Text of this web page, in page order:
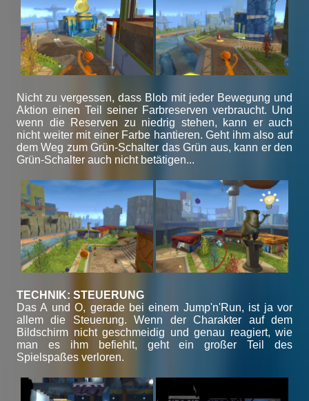
Nicht zu vergessen, dass Blob mit jeder Bewegung und
Aktion einen Teil seiner Farbreserven verbraucht. Und
wenn die Reserven zu niedrig stehen, kann er auch
nicht weiter mit einer Farbe hantieren. Geht ihm also auf
dem Weg zum Grün-Schalter das Grün aus, kann er den
Grün-Schalter auch nicht betätigen...
TECHNIK: STEUERUNG
Das A und O, gerade bei einem Jump'n'Run, ist ja vor
allem die Steuerung. Wenn der Charakter auf dem
Bildschirm nicht geschmeidig und genau reagiert, wie
man es ihm befiehlt, geht ein großer Teil des
Spielspaßes verloren.